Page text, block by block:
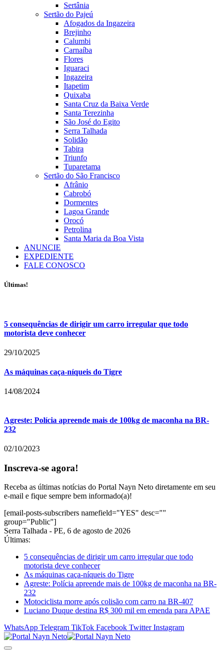
Sertânia
Sertão do Pajeú
Afogados da Ingazeira
Brejinho
Calumbi
Carnaíba
Flores
Iguaraci
Ingazeira
Itapetim
Quixaba
Santa Cruz da Baixa Verde
Santa Terezinha
São José do Egito
Serra Talhada
Solidão
Tabira
Triunfo
Tuparetama
Sertão do São Francisco
Afrânio
Cabrobó
Dormentes
Lagoa Grande
Orocó
Petrolina
Santa Maria da Boa Vista
ANUNCIE
EXPEDIENTE
FALE CONOSCO
Últimas!
5 consequências de dirigir um carro irregular que todo
motorista deve conhecer
29/10/2025
As máquinas caça-níqueis do Tigre
14/08/2024
Agreste: Polícia apreende mais de 100kg de maconha na BR-
232
02/10/2023
Inscreva-se agora!
Receba as últimas notícias do Portal Nayn Neto diretamente em seu
e-mail e fique sempre bem informado(a)!
[email-posts-subscribers namefield="YES" desc=""
group="Public"]
Serra Talhada - PE, 6 de agosto de 2026
Últimas:
5 consequências de dirigir um carro irregular que todo
motorista deve conhecer
As máquinas caça-níqueis do Tigre
Agreste: Polícia apreende mais de 100kg de maconha na BR-
232
Motociclista morre após colisão com carro na BR-407
Luciano Duque destina R$ 300 mil em emenda para APAE
WhatsApp Telegram TikTok Facebook Twitter Instagram